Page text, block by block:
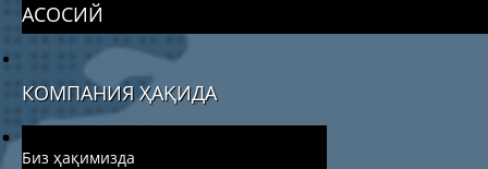
АСОСИЙ
КОМПАНИЯ ҲАҚИДА
Биз ҳақимизда